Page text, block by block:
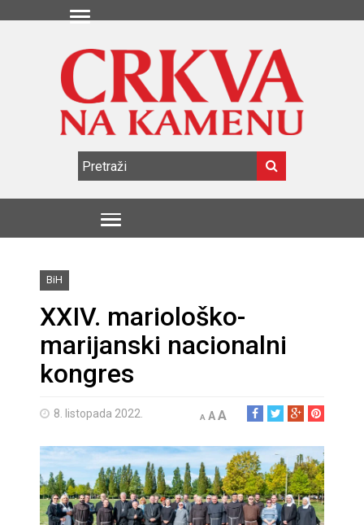
BiH
XXIV. mariološko-
marijanski nacionalni
kongres
8. listopada 2022. A AA